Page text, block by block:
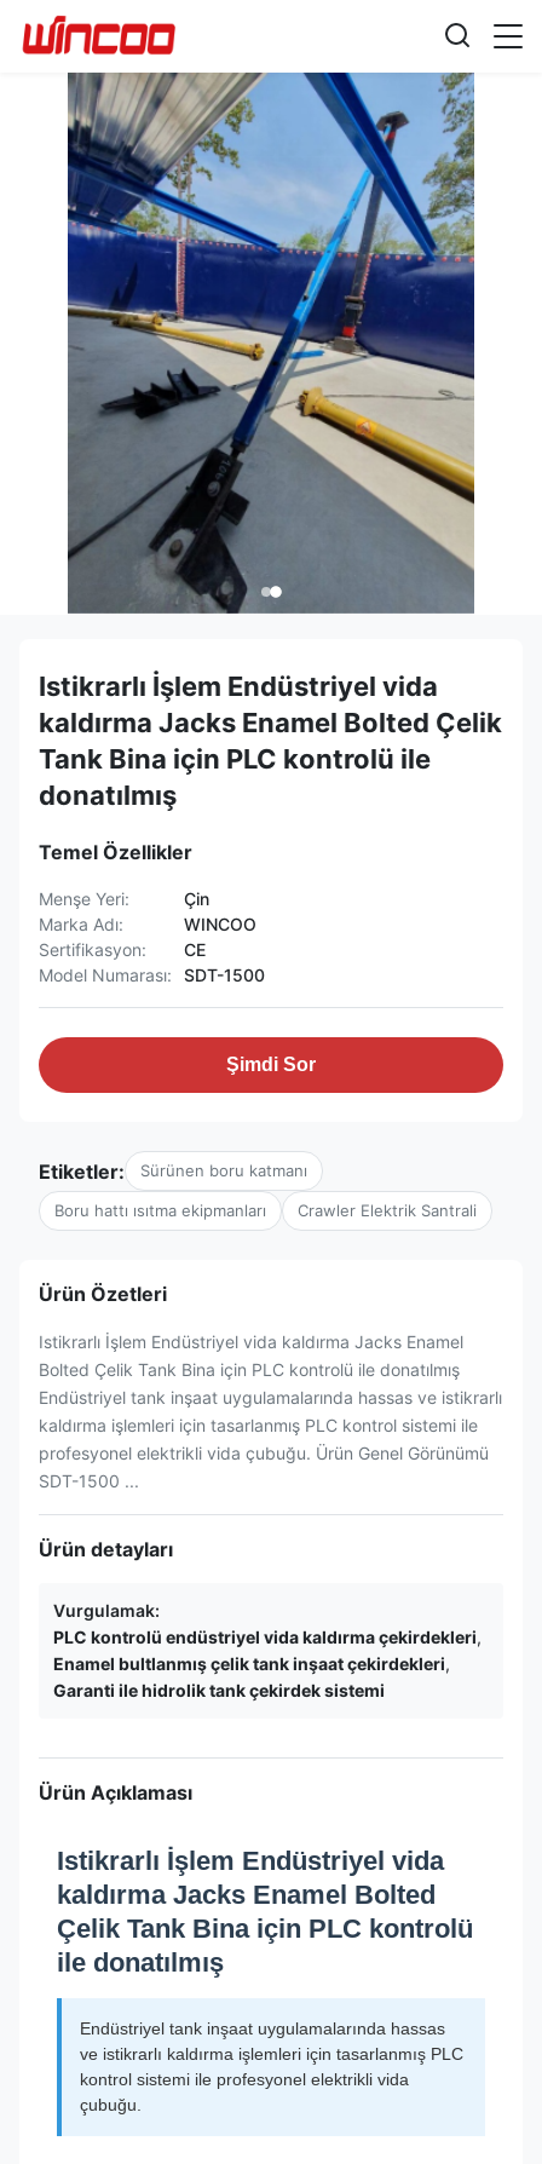
Istikrarlı İşlem Endüstriyel vida
kaldırma Jacks Enamel Bolted Çelik
Tank Bina için PLC kontrolü ile
donatılmış
Temel Özellikler
Menşe Yeri:
Çin
Marka Adı:
WINCOO
Sertifikasyon:
CE
Model Numarası:
SDT-1500
Şimdi Sor
Etiketler: Sürünen boru katmanı
Boru hattı ısıtma ekipmanları Crawler Elektrik Santrali
Ürün Özetleri
Istikrarlı İşlem Endüstriyel vida kaldırma Jacks Enamel
Bolted Çelik Tank Bina için PLC kontrolü ile donatılmış
Endüstriyel tank inşaat uygulamalarında hassas ve istikrarlı
kaldırma işlemleri için tasarlanmış PLC kontrol sistemi ile
profesyonel elektrikli vida çubuğu. Ürün Genel Görünümü
SDT-1500 ...
Ürün detayları
Vurgulamak:
PLC kontrolü endüstriyel vida kaldırma çekirdekleri,
Enamel bultlanmış çelik tank inşaat çekirdekleri,
Garanti ile hidrolik tank çekirdek sistemi
Ürün Açıklaması
Istikrarlı İşlem Endüstriyel vida
kaldırma Jacks Enamel Bolted
Çelik Tank Bina için PLC kontrolü
ile donatılmış
Endüstriyel tank inşaat uygulamalarında hassas
ve istikrarlı kaldırma işlemleri için tasarlanmış PLC
kontrol sistemi ile profesyonel elektrikli vida
çubuğu.